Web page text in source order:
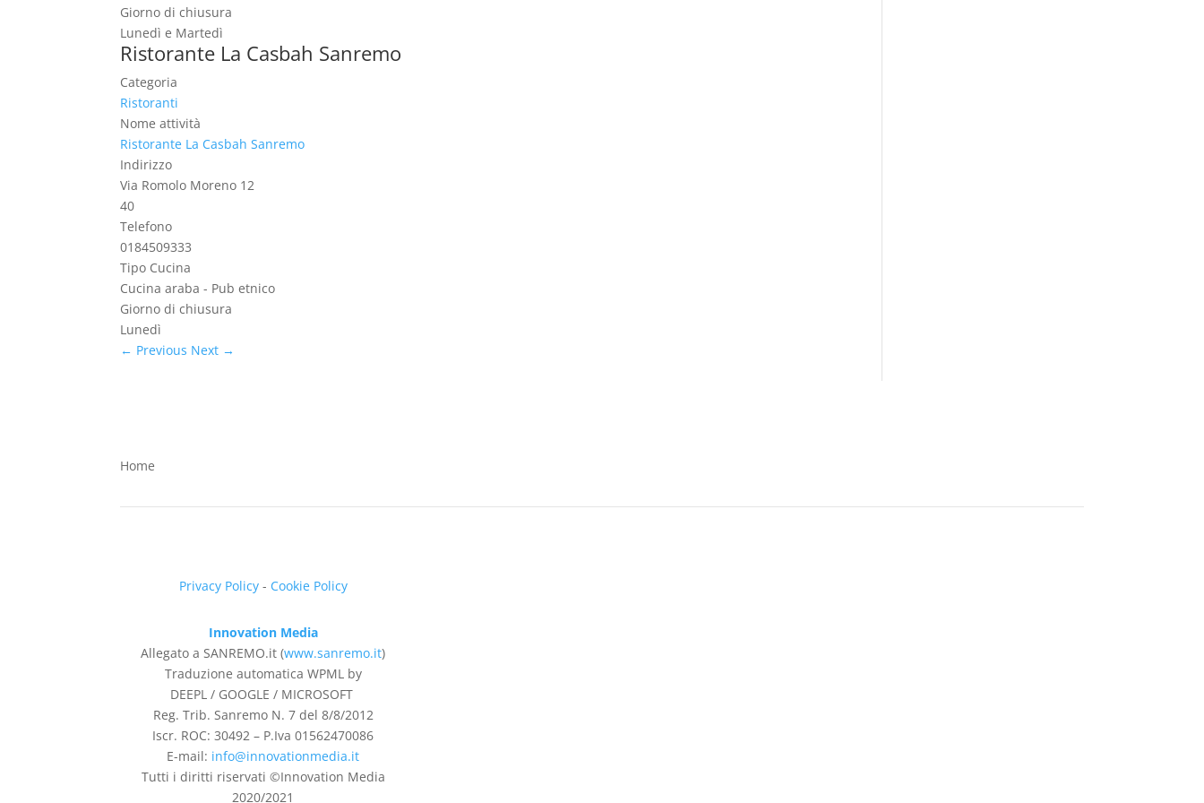
Giorno di chiusura
Lunedì e Martedì
Ristorante La Casbah Sanremo
Categoria
Ristoranti
Nome attività
Ristorante La Casbah Sanremo
Indirizzo
Via Romolo Moreno 12
40
Telefono
0184509333
Tipo Cucina
Cucina araba - Pub etnico
Giorno di chiusura
Lunedì
← Previous Next →
Home
Privacy Policy- Cookie Policy
Innovation Media
Allegato a SANREMO.it (www.sanremo.it)
Traduzione automatica WPML by
DEEPL / GOOGLE / MICROSOFT
Reg. Trib. Sanremo N. 7 del 8/8/2012
Iscr. ROC: 30492 – P.Iva 01562470086
E-mail: info@innovationmedia.it
Tutti i diritti riservati ©Innovation Media
2020/2021